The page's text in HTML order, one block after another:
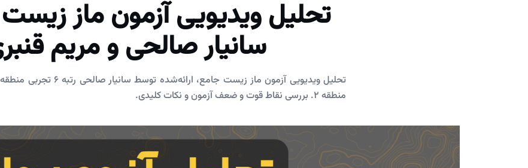
تحلیل ویدیویی آزمون ماز
سانیار صالحی و مریم
منطقه ۲. بررسی نقاط قوت و ضعف آزمون و نکات کلیدی.